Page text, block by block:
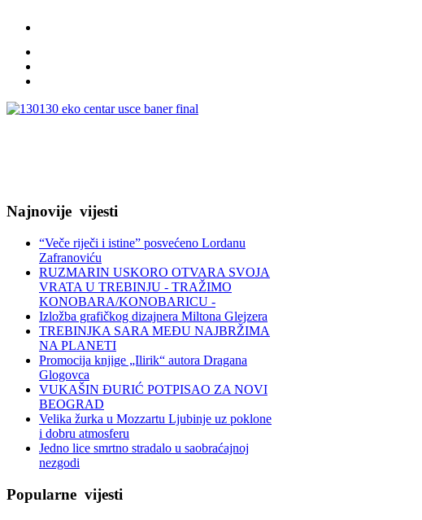
Najnovije vijesti
“Veče riječi i istine” posvećeno Lordanu
Zafranoviću
RUZMARIN USKORO OTVARA SVOJA
VRATA U TREBINJU - TRAŽIMO
KONOBARA/KONOBARICU -
Izložba grafičkog dizajnera Miltona Glejzera
TREBINЈKA SARA MEĐU NAJBRŽIMA
NA PLANETI
Promocija knjige „Ilirik“ autora Dragana
Glogovca
VUKAŠIN ĐURIĆ POTPISAO ZA NOVI
BEOGRAD
Velika žurka u Mozzartu Ljubinje uz poklone
i dobru atmosferu
Jedno lice smrtno stradalo u saobraćajnoj
nezgodi
Popularne vijesti